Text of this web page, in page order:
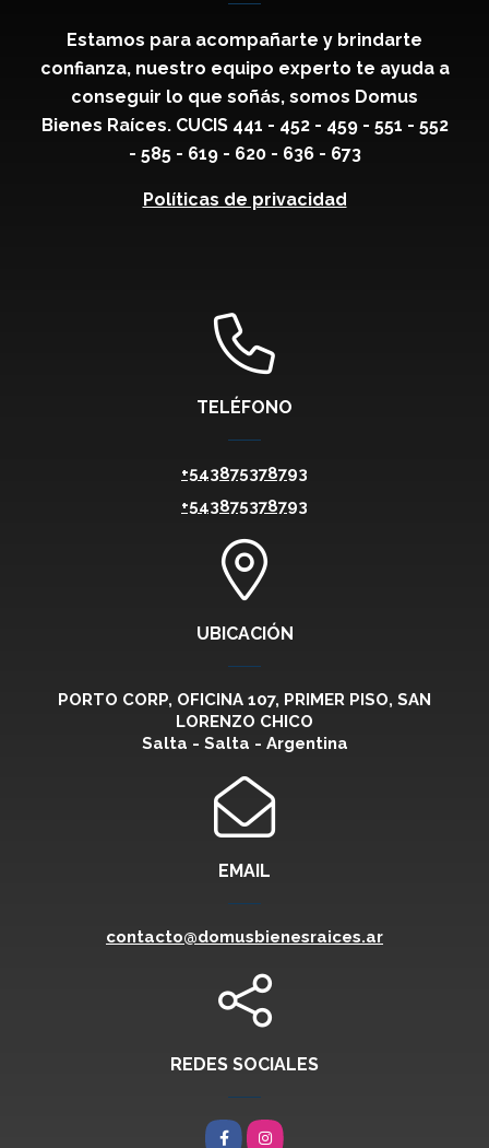
Estamos para acompañarte y brindarte
confianza, nuestro equipo experto te ayuda a
conseguir lo que soñás, somos Domus
Bienes Raíces. CUCIS 441 - 452 - 459 - 551 - 552
- 585 - 619 - 620 - 636 - 673
Políticas de privacidad
TELÉFONO
+543875378793
+543875378793
UBICACIÓN
PORTO CORP, OFICINA 107, PRIMER PISO, SAN
LORENZO CHICO
Salta - Salta - Argentina
EMAIL
contacto@domusbienesraices.ar
REDES SOCIALES
FacebookInstagram